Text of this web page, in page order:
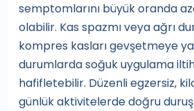
semptomlarını büyük oranda
olabilir. Kas spazmı veya ağrı
kompres kasları gevşetmeye
durumlarda soğuk uygulama
hafifletebilir. Düzenli egzersiz,
günlük aktivitelerde doğru duruş